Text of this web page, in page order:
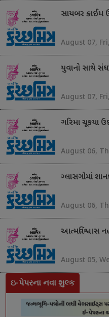
સાયબર
August 07,
યુવાનો સાથે
August 07,
ગરિમા ચૂકયા
August 06,
ગ્લાસગોમાં
August 06,
આત્મવિશ્વાસ
August 05,
ઇ-પેપરના નવા શુલ્ક